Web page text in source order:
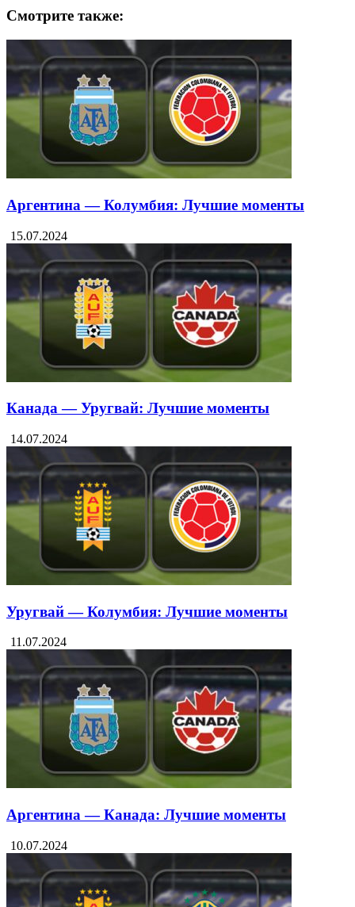
Смотрите также:
Аргентина — Колумбия: Лучшие моменты
15.07.2024
Канада — Уругвай: Лучшие моменты
14.07.2024
Уругвай — Колумбия: Лучшие моменты
11.07.2024
Аргентина — Канада: Лучшие моменты
10.07.2024